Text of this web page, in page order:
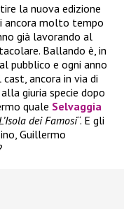
la nuova edizione
ancora molto tempo
già lavorando al
Ballando è, in
pubblico e ogni anno
ancora in via di
giuria specie dopo
quale Selvaggia
L’Isola dei Famosi“. E gli
Guillermo